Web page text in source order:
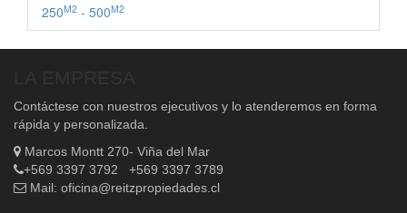
250M2 - 500M2
Contáctese con nuestros ejecutivos y lo atenderemos en forma
rápida y personalizada.
Marcos Montt 270- Viña del Mar
+569 3397 3792 +569 3397 3789
Mail: oficina@reitzpropiedades.cl